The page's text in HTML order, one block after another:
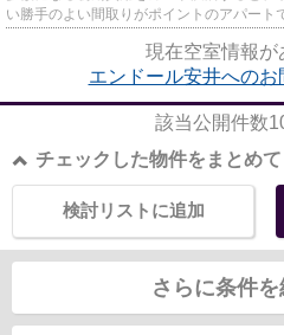
い勝手のよい間取りがポイントのアパー
現在空室情報が
エンドール安井への
該当公開件数
チェックした物件をまとめて
検討リストに追加
さらに条件